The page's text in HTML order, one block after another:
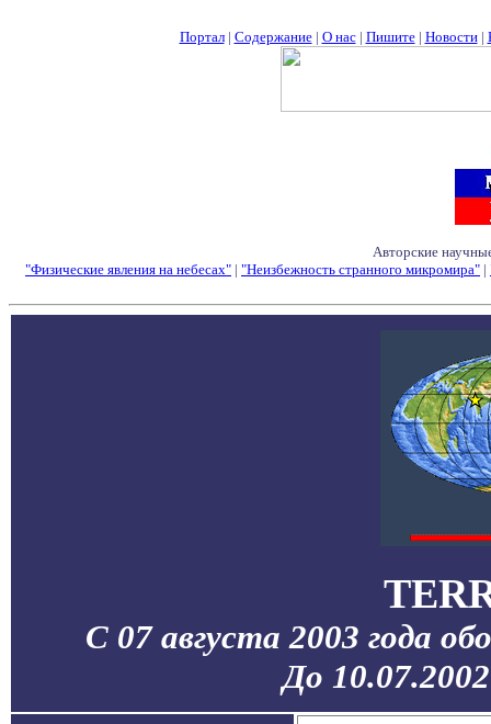
Портал| Содержание| О нас| Пишите| Новости|
Авторские
"Физические явления на небесах" | "Неизбежность странного микромира" |
С 07 августа 2003 года
До